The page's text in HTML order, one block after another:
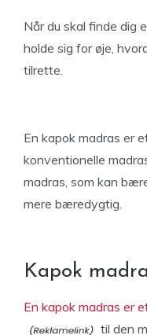
Når du skal finde dig
holde sig for øje,
tilrette.
En kapok madras er
konventionelle
madras, som kan
mere bæredygtig.
Kapok
En kapok madras er
til den